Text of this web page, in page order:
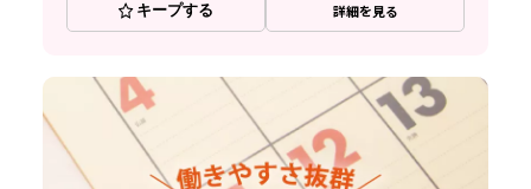
キープする 詳細を見る